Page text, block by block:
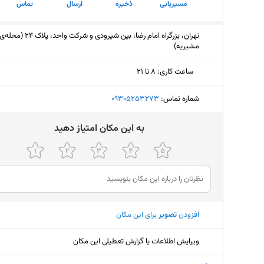
مسیریابی ذخیره ارسال تماس
تهران، بزرگراه امام رضا، بین شیرودی و شرکت واحد، پلاک 24 (محله‌ی
مشیریه)
ساعت کاری: ۸ تا ۲۱
دوشنبه (امروز)
پنجشنبه
۸ تا ۲۱
جمعه
۱۰ تا ۱۸
شنبه
یکشنبه
شماره تماس: ‎09305253273
ﺑﻪ اﯾﻦ ﻣﮑﺎن اﻣﺘﯿﺎز دﻫﯿﺪ
افزودنتصویربرای این مکان
ویرایش اطلاعات یا گزارش تعطیلی این مکان